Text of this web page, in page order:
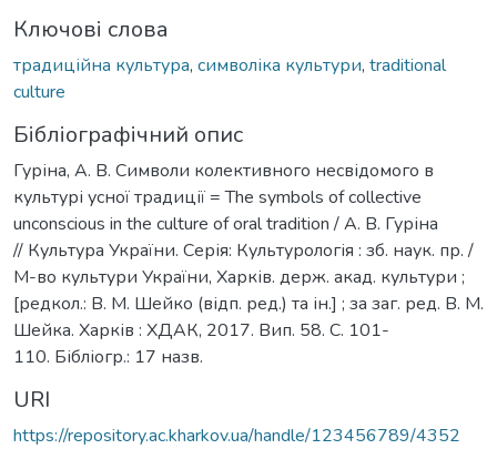
Ключові слова
традиційна культура, символіка культури, traditional
culture
Бібліографічний опис
Гуріна, А. В. Символи колективного несвідомого в
культурі усної традиції = The symbols of collective
unconscious in the culture of oral tradition / А. В. Гуріна
// Культура України. Серія: Культурологія : зб. наук. пр. /
М-во культури України, Харків. держ. акад. культури ;
[редкол.: В. М. Шейко (відп. ред.) та ін.] ; за заг. ред. В. М.
Шейка. Харків : ХДАК, 2017. Вип. 58. С. 101-
110. Бібліогр.: 17 назв.
URI
https://repository.ac.kharkov.ua/handle/123456789/4352